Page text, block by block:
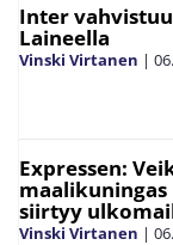
Inter
Laineella
Vinski Virtanen |
Expressen:
maalikuningas
siirtyy
Vinski Virtanen |